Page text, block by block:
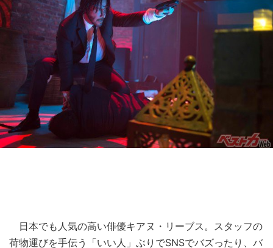
日本でも人気の高い俳優キアヌ・リーブス。スタッフの
荷物運びを手伝う「いい人」ぶりでSNSでバズったり、バ